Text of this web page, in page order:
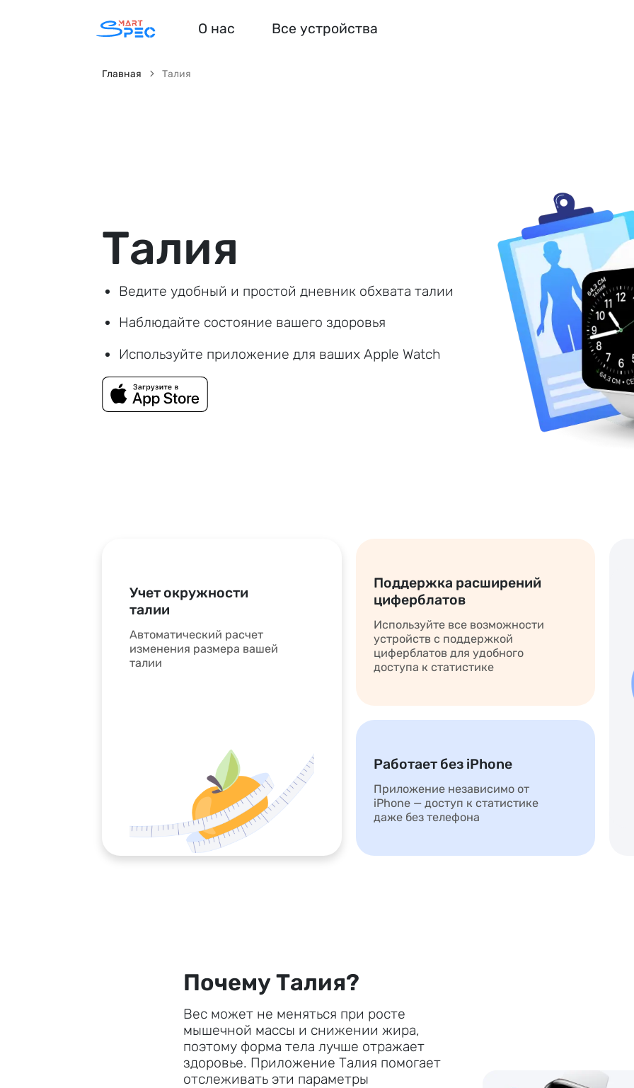
О нас Все устройства
Главная Талия
Талия
Ведите удобный и простой дневник обхвата талии
Наблюдайте состояние вашего здоровья
Используйте приложение для ваших Apple Watch
Учет окружности
талии
Автоматический расчет
изменения размера вашей
талии
Поддержка расширений
циферблатов
Используйте все возможности
устройств с поддержкой
циферблатов для удобного
доступа к статистике
Работает без iPhone
Приложение независимо от
iPhone — доступ к статистике
даже без телефона
Почему Талия?
Вес может не меняться при росте
мышечной массы и снижении жира,
поэтому форма тела лучше отражает
здоровье. Приложение Талия помогает
отслеживать эти параметры